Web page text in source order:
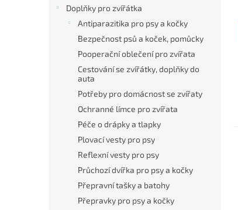
Doplňky pro zvířátka
Antiparazitika pro psy a kočky
Bezpečnost psů a koček, pomůcky
Pooperační oblečení pro zvířata
Cestování se zvířátky, doplňky do
auta
Potřeby pro domácnost se zvířaty
Ochranné límce pro zvířata
Péče o drápky a tlapky
Plovací vesty pro psy
Reflexní vesty pro psy
Průchozí dvířka pro psy a kočky
Přepravní tašky a batohy
Přepravky pro psy a kočky